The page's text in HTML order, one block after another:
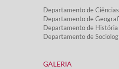
Departamento de
Departamento de
Departamento de História
Departamento de
GALERIA